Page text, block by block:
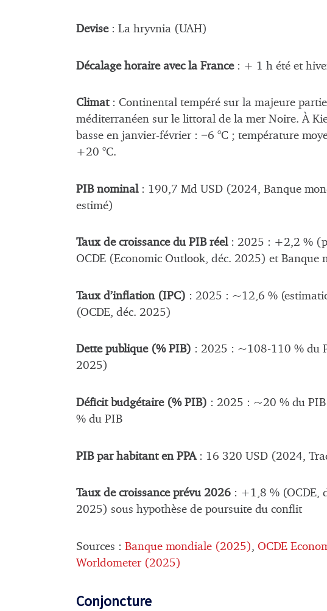
Devise: La hryvnia (UAH)
Décalage horaire avec la France: + 1 h été et
Climat: Continental tempéré sur la majeure
méditerranéen sur le littoral de la mer Noire. À
basse en janvier-février : −6 °C ; température
+20 °C.
PIB nominal: 190,7 Md USD (2024, Banque
estimé)
Taux de croissance du PIB réel: 2025 : +2,2 %
OCDE (Economic Outlook, déc. 2025) et Banque
Taux d’inflation (IPC) : 2025 : ~12,6 %
(OCDE, déc. 2025)
Dette publique (% PIB) : 2025 : ~108-110 % du
2025)
Déficit budgétaire (% PIB) : 2025 : ~20 % du
% du PIB
PIB par habitant en PPA: 16 320 USD (2024,
Taux de croissance prévu 2026 : +1,8 % (OCDE,
2025) sous hypothèse de poursuite du conflit
Sources : Banque mondiale (2025), OCDE
Worldometer (2025)
Conjoncture